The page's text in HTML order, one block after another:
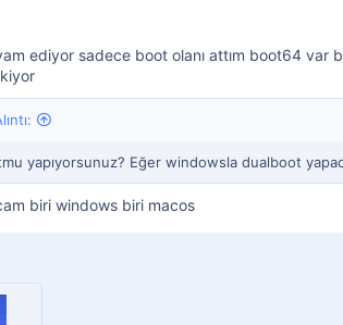
ediyor sadece boot olanı attım boot64 var
yapıyorsunuz? Eğer windowsla dualboot
biri windows biri macos